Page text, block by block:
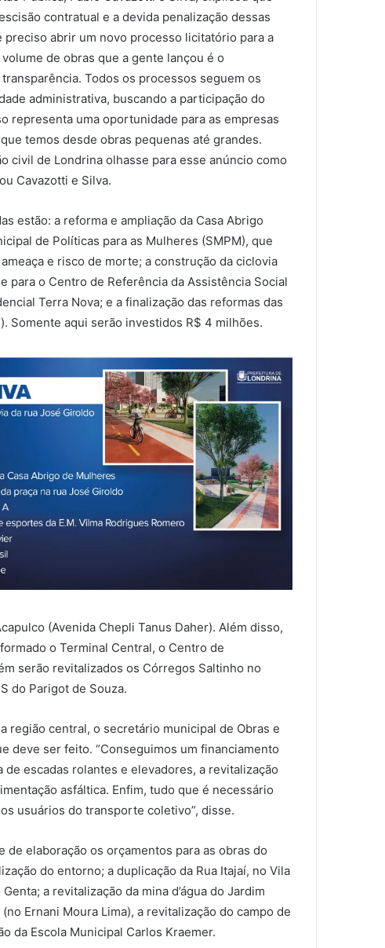
contratual e a devida penalização dessas
abrir um novo processo licitatório para a
de obras que a gente lançou é o
Todos os processos seguem os
administrativa, buscando a participação do
representa uma oportunidade para as empresas
temos desde obras pequenas até grandes.
civil de Londrina olhasse para esse anúncio como
Cavazotti e Silva.
estão: a reforma e ampliação da Casa Abrigo
de Políticas para as Mulheres (SMPM), que
e risco de morte; a construção da ciclovia
para o Centro de Referência da Assistência Social
Terra Nova; e a finalização das reformas das
Somente aqui serão investidos R$ 4 milhões.
(Avenida Chepli Tanus Daher). Além disso,
o Terminal Central, o Centro de
serão revitalizados os Córregos Saltinho no
do Parigot de Souza.
região central, o secretário municipal de Obras e
deve ser feito. “Conseguimos um financiamento
escadas rolantes e elevadores, a revitalização
asfáltica. Enfim, tudo que é necessário
usuários do transporte coletivo”, disse.
de elaboração os orçamentos para as obras do
do entorno; a duplicação da Rua Itajaí, no Vila
a revitalização da mina d’água do Jardim
Ernani Moura Lima), a revitalização do campo de
da Escola Municipal Carlos Kraemer.